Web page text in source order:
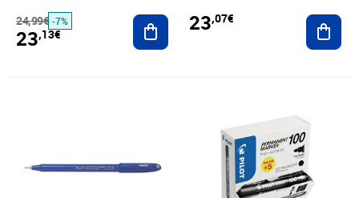
24,99€ -7%
23,13€
Ajouter au panier
23,07€